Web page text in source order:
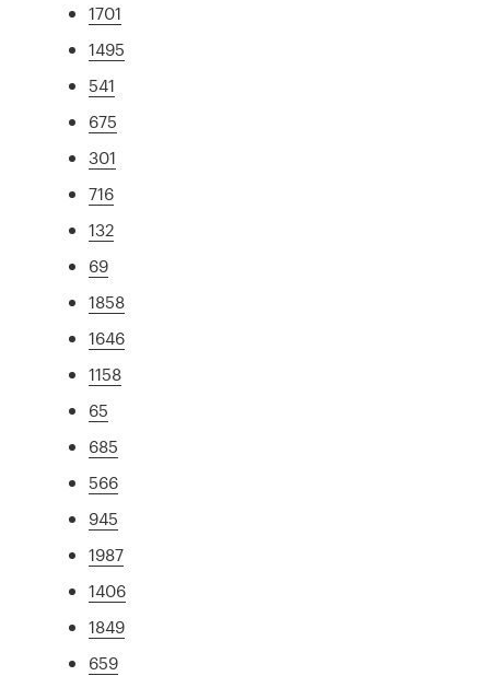
1701
1495
541
675
301
716
132
69
1858
1646
1158
65
685
566
945
1987
1406
1849
659